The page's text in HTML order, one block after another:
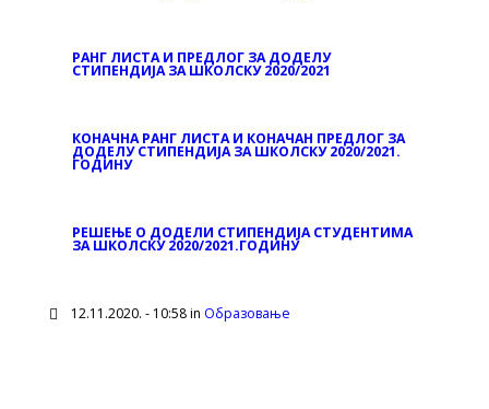
РАНГ ЛИСТА И ПРЕДЛОГ ЗА ДОДЕЛУ
СТИПЕНДИЈА ЗА ШКОЛСКУ 2020/2021
КОНАЧНА РАНГ ЛИСТА И КОНАЧАН ПРЕДЛОГ ЗА
ДОДЕЛУ СТИПЕНДИЈА ЗА ШКОЛСКУ 2020/2021.
ГОДИНУ
РЕШЕЊЕ О ДОДЕЛИ СТИПЕНДИЈА СТУДЕНТИМА
ЗА ШКОЛСКУ 2020/2021.ГОДИНУ
12.11.2020. - 10:58 in Образовање